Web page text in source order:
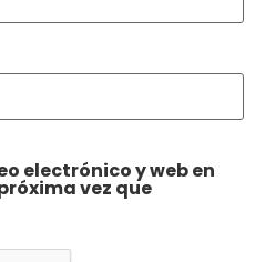
electrónico y web en
vez que